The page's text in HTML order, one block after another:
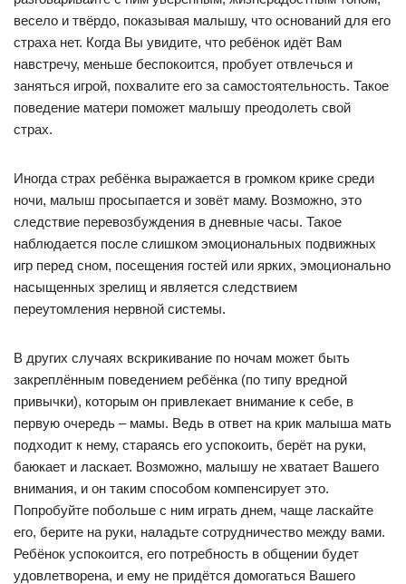
весело и твёрдо, показывая малышу, что оснований для его
страха нет. Когда Вы увидите, что ребёнок идёт Вам
навстречу, меньше беспокоится, пробует отвлечься и
заняться игрой, похвалите его за самостоятельность. Такое
поведение матери поможет малышу преодолеть свой
страх.
Иногда страх ребёнка выражается в громком крике среди
ночи, малыш просыпается и зовёт маму. Возможно, это
следствие перевозбуждения в дневные часы. Такое
наблюдается после слишком эмоциональных подвижных
игр перед сном, посещения гостей или ярких, эмоционально
насыщенных зрелищ и является следствием
переутомления нервной системы.
В других случаях вскрикивание по ночам может быть
закреплённым поведением ребёнка (по типу вредной
привычки), которым он привлекает внимание к себе, в
первую очередь – мамы. Ведь в ответ на крик малыша мать
подходит к нему, стараясь его успокоить, берёт на руки,
баюкает и ласкает. Возможно, малышу не хватает Вашего
внимания, и он таким способом компенсирует это.
Попробуйте побольше с ним играть днем, чаще ласкайте
его, берите на руки, наладьте сотрудничество между вами.
Ребёнок успокоится, его потребность в общении будет
удовлетворена, и ему не придётся домогаться Вашего